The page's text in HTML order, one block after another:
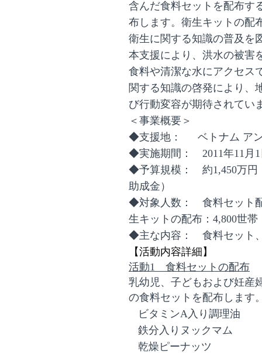
含んだ食料セットを配布す
布します。衛生キットの配
衛生に関する知識の普及を
本支援により、洪水の被害
食料や清潔な水にアクセス
関する知識の啓発により、
び行動変容が期待されてい
＜事業概要＞
◆支援地： ベトナム アン
◆実施期間： 2011年11 月 1
◆予算規模： 約1,450万円
助成金）
◆対象人数： 食料セット
生キットの配布： 4,800世帯
◆主な内容： 食料セット
【活動内容詳細】
活動1 食料セットの配布
乳幼児、子どもおよび妊産
の食料セットを配布します
ビタミンA入り調理油
鉄分入りヌックマム
乾燥ピーナッツ